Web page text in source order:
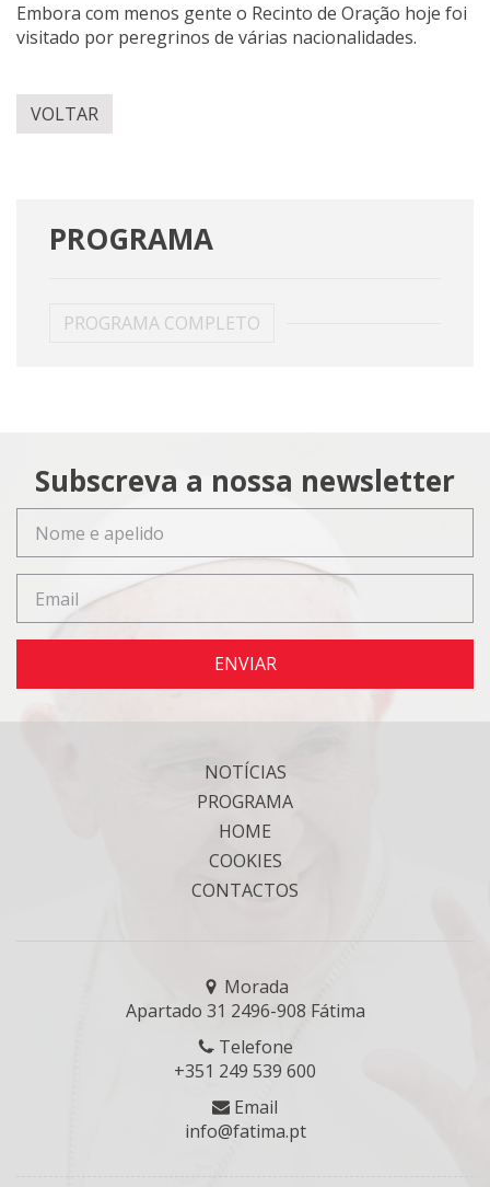
Embora com menos gente o Recinto de Oração hoje foi
visitado por peregrinos de várias nacionalidades.
VOLTAR
PROGRAMA
PROGRAMA COMPLETO
Subscreva a nossa newsletter
ENVIAR
NOTÍCIAS
PROGRAMA
HOME
COOKIES
CONTACTOS
Morada
Apartado 31 2496-908 Fátima
Telefone
+351 249 539 600
Email
info@fatima.pt